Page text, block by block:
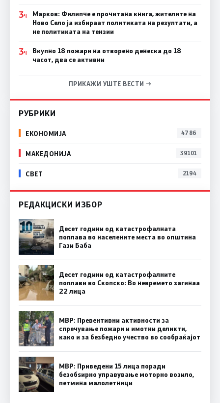
3Ч
Марков: Филипче е прочитана книга, жителите на
Ново Село ја избираат политиката на резултати, а
не политиката на тензии
3Ч
Вкупно 18 пожари на отворено денеска до 18
часот, два се активни
ПРИКАЖИ УШТЕ ВЕСТИ →
РУБРИКИ
ЕКОНОМИЈА 4786
МАКЕДОНИЈА 39101
СВЕТ 2194
РЕДАКЦИСКИ ИЗБОР
Десет години од катастрофалната
поплава во населените места во општина
Гази Баба
Десет години од катастрофалните
поплави во Скопско: Во невремето загинаа
22 лица
МВР: Превентивни активности за
спречување пожари и имотни деликти,
како и за безбедно учество во сообраќајот
МВР: Приведени 15 лица поради
безобѕирно управување моторно возило,
петмина малолетници